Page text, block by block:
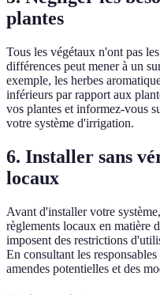
plantes
Tous les végétaux n'ont pas
différences peut mener à un
exemple, les herbes
inférieurs par rapport aux
vos plantes et informez-vous
votre système d'irrigation.
6. Installer sans
locaux
Avant d'installer votre
règlements locaux en matière
imposent des restrictions
En consultant les
amendes potentielles et des